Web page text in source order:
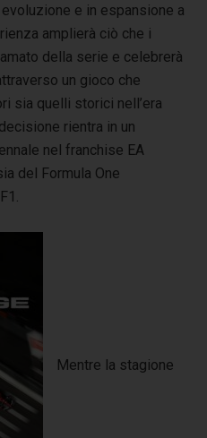
e in espansione a
amplierà ciò che i
della serie e celebrerà
un gioco che
sia quelli storici nell’era
rientra in un
nel franchise EA
del Formula One
Mentre la stagione